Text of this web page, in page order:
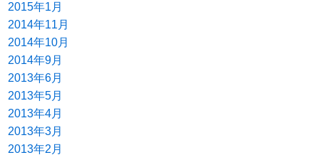
2015年1月
2014年11月
2014年10月
2014年9月
2013年6月
2013年5月
2013年4月
2013年3月
2013年2月